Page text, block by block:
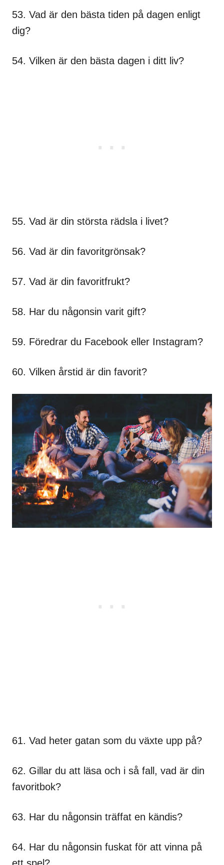
53. Vad är den bästa tiden på dagen enligt
dig?
54. Vilken är den bästa dagen i ditt liv?
55. Vad är din största rädsla i livet?
56. Vad är din favoritgrönsak?
57. Vad är din favoritfrukt?
58. Har du någonsin varit gift?
59. Föredrar du Facebook eller Instagram?
60. Vilken årstid är din favorit?
61. Vad heter gatan som du växte upp på?
62. Gillar du att läsa och i så fall, vad är din
favoritbok?
63. Har du någonsin träffat en kändis?
64. Har du någonsin fuskat för att vinna på